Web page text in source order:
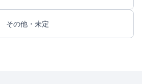
その他・未定